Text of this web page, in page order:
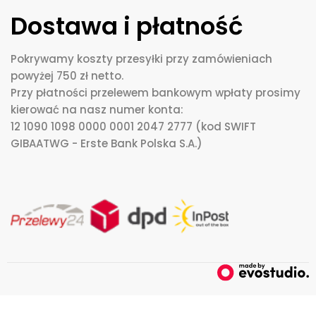
Dostawa i płatność
Pokrywamy koszty przesyłki przy zamówieniach
powyżej 750 zł netto.
Przy płatności przelewem bankowym wpłaty prosimy
kierować na nasz numer konta:
12 1090 1098 0000 0001 2047 2777 (kod SWIFT
GIBAATWG - Erste Bank Polska S.A.)